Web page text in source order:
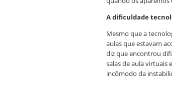
A dificuldade
Mesmo que a
aulas que estavam
dizque encontrou
salas de aula virtuais
incômodo da